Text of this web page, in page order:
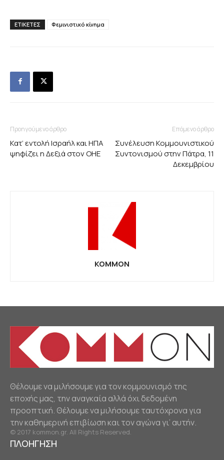
ΕΤΙΚΕΤΕΣ Φεμινιστικό κίνημα
Προηγούμενο άρθρο
Κατ’ εντολή Ισραήλ και ΗΠΑ
ψηφίζει η Δεξιά στον ΟΗΕ
Επόμενο άρθρο
Συνέλευση Κομμουνιστικού
Συντονισμού στην Πάτρα, 11
Δεκεμβρίου
KOMMON
Θέλουμε να μιλήσουμε για τον κομμουνισμό της
εποχής μας, την αναγκαία αλλά όχι δεδομένη
προοπτική. Θέλουμε να μιλήσουμε ταυτόχρονα για
την καθημερινή επιβίωση και τον αγώνα γι’ αυτήν.
© 2017 kommon.gr. All Rights Reserved.
ΠΛΟΗΓΗΣΗ